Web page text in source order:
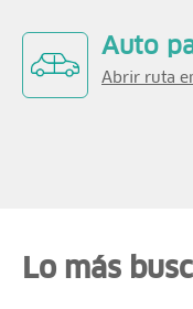
Auto
Abrir ruta
Lo más